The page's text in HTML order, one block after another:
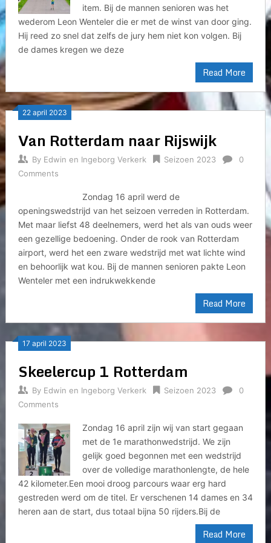
item. Bij de mannen senioren was het
wederom Leon Wenteler die er met de winst van door ging.
Hij reed zo snel dat zelfs de jury hem niet kon volgen. Bij
de dames kregen we deze
Read More
22 april 2023
Van Rotterdam naar Rijswijk
By Edwin en Ingeborg Verkerk Seizoen 2023
0
Comments
Zondag 16 april werd de
openingswedstrijd van het seizoen verreden in Rotterdam.
Met maar liefst 48 deelnemers, werd het als van ouds weer
een gezellige bedoening. Onder de rook van Rotterdam
airport, werd het een zware wedstrijd met wat lichte wind
en behoorlijk wat kou. Bij de mannen senioren pakte Leon
Wenteler met een indrukwekkende
Read More
17 april 2023
Skeelercup 1 Rotterdam
By Edwin en Ingeborg Verkerk Seizoen 2023
0
Comments
Zondag 16 april zijn wij van start gegaan
met de 1e marathonwedstrijd. We zijn
gelijk goed begonnen met een wedstrijd
over de volledige marathonlengte, de hele
42 kilometer.Een mooi droog parcours waar erg hard
gestreden werd om de titel. Er verschenen 14 dames en 34
heren aan de start, dus totaal bijna 50 rijders.Bij de
Read More